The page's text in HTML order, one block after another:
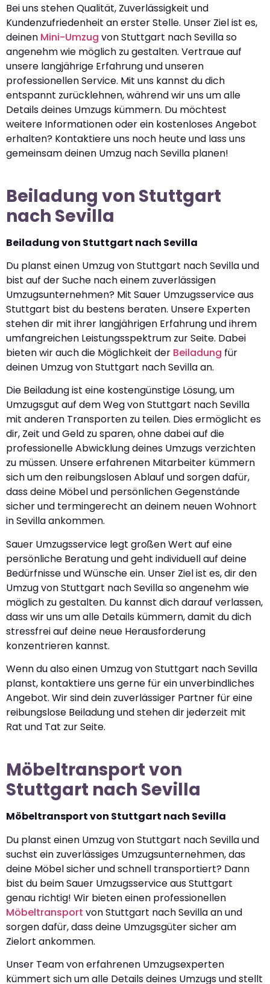
Bei uns stehen Qualität, Zuverlässigkeit und
Kundenzufriedenheit an erster Stelle. Unser Ziel ist es,
deinen Mini-Umzug von Stuttgart nach Sevilla so
angenehm wie möglich zu gestalten. Vertraue auf
unsere langjährige Erfahrung und unseren
professionellen Service. Mit uns kannst du dich
entspannt zurücklehnen, während wir uns um alle
Details deines Umzugs kümmern. Du möchtest
weitere Informationen oder ein kostenloses Angebot
erhalten? Kontaktiere uns noch heute und lass uns
gemeinsam deinen Umzug nach Sevilla planen!
Beiladung von Stuttgart
nach Sevilla
Beiladung von Stuttgart nach Sevilla
Du planst einen Umzug von Stuttgart nach Sevilla und
bist auf der Suche nach einem zuverlässigen
Umzugsunternehmen? Mit Sauer Umzugsservice aus
Stuttgart bist du bestens beraten. Unsere Experten
stehen dir mit ihrer langjährigen Erfahrung und ihrem
umfangreichen Leistungsspektrum zur Seite. Dabei
bieten wir auch die Möglichkeit der Beiladung für
deinen Umzug von Stuttgart nach Sevilla an.
Die Beiladung ist eine kostengünstige Lösung, um
Umzugsgut auf dem Weg von Stuttgart nach Sevilla
mit anderen Transporten zu teilen. Dies ermöglicht es
dir, Zeit und Geld zu sparen, ohne dabei auf die
professionelle Abwicklung deines Umzugs verzichten
zu müssen. Unsere erfahrenen Mitarbeiter kümmern
sich um den reibungslosen Ablauf und sorgen dafür,
dass deine Möbel und persönlichen Gegenstände
sicher und termingerecht an deinem neuen Wohnort
in Sevilla ankommen.
Sauer Umzugsservice legt großen Wert auf eine
persönliche Beratung und geht individuell auf deine
Bedürfnisse und Wünsche ein. Unser Ziel ist es, dir den
Umzug von Stuttgart nach Sevilla so angenehm wie
möglich zu gestalten. Du kannst dich darauf verlassen,
dass wir uns um alle Details kümmern, damit du dich
stressfrei auf deine neue Herausforderung
konzentrieren kannst.
Wenn du also einen Umzug von Stuttgart nach Sevilla
planst, kontaktiere uns gerne für ein unverbindliches
Angebot. Wir sind dein zuverlässiger Partner für eine
reibungslose Beiladung und stehen dir jederzeit mit
Rat und Tat zur Seite.
Möbeltransport von
Stuttgart nach Sevilla
Möbeltransport von Stuttgart nach Sevilla
Du planst einen Umzug von Stuttgart nach Sevilla und
suchst ein zuverlässiges Umzugsunternehmen, das
deine Möbel sicher und schnell transportiert? Dann
bist du beim Sauer Umzugsservice aus Stuttgart
genau richtig! Wir bieten einen professionellen
Möbeltransport von Stuttgart nach Sevilla an und
sorgen dafür, dass deine Umzugsgüter sicher am
Zielort ankommen.
Unser Team von erfahrenen Umzugsexperten
kümmert sich um alle Details deines Umzugs und stellt